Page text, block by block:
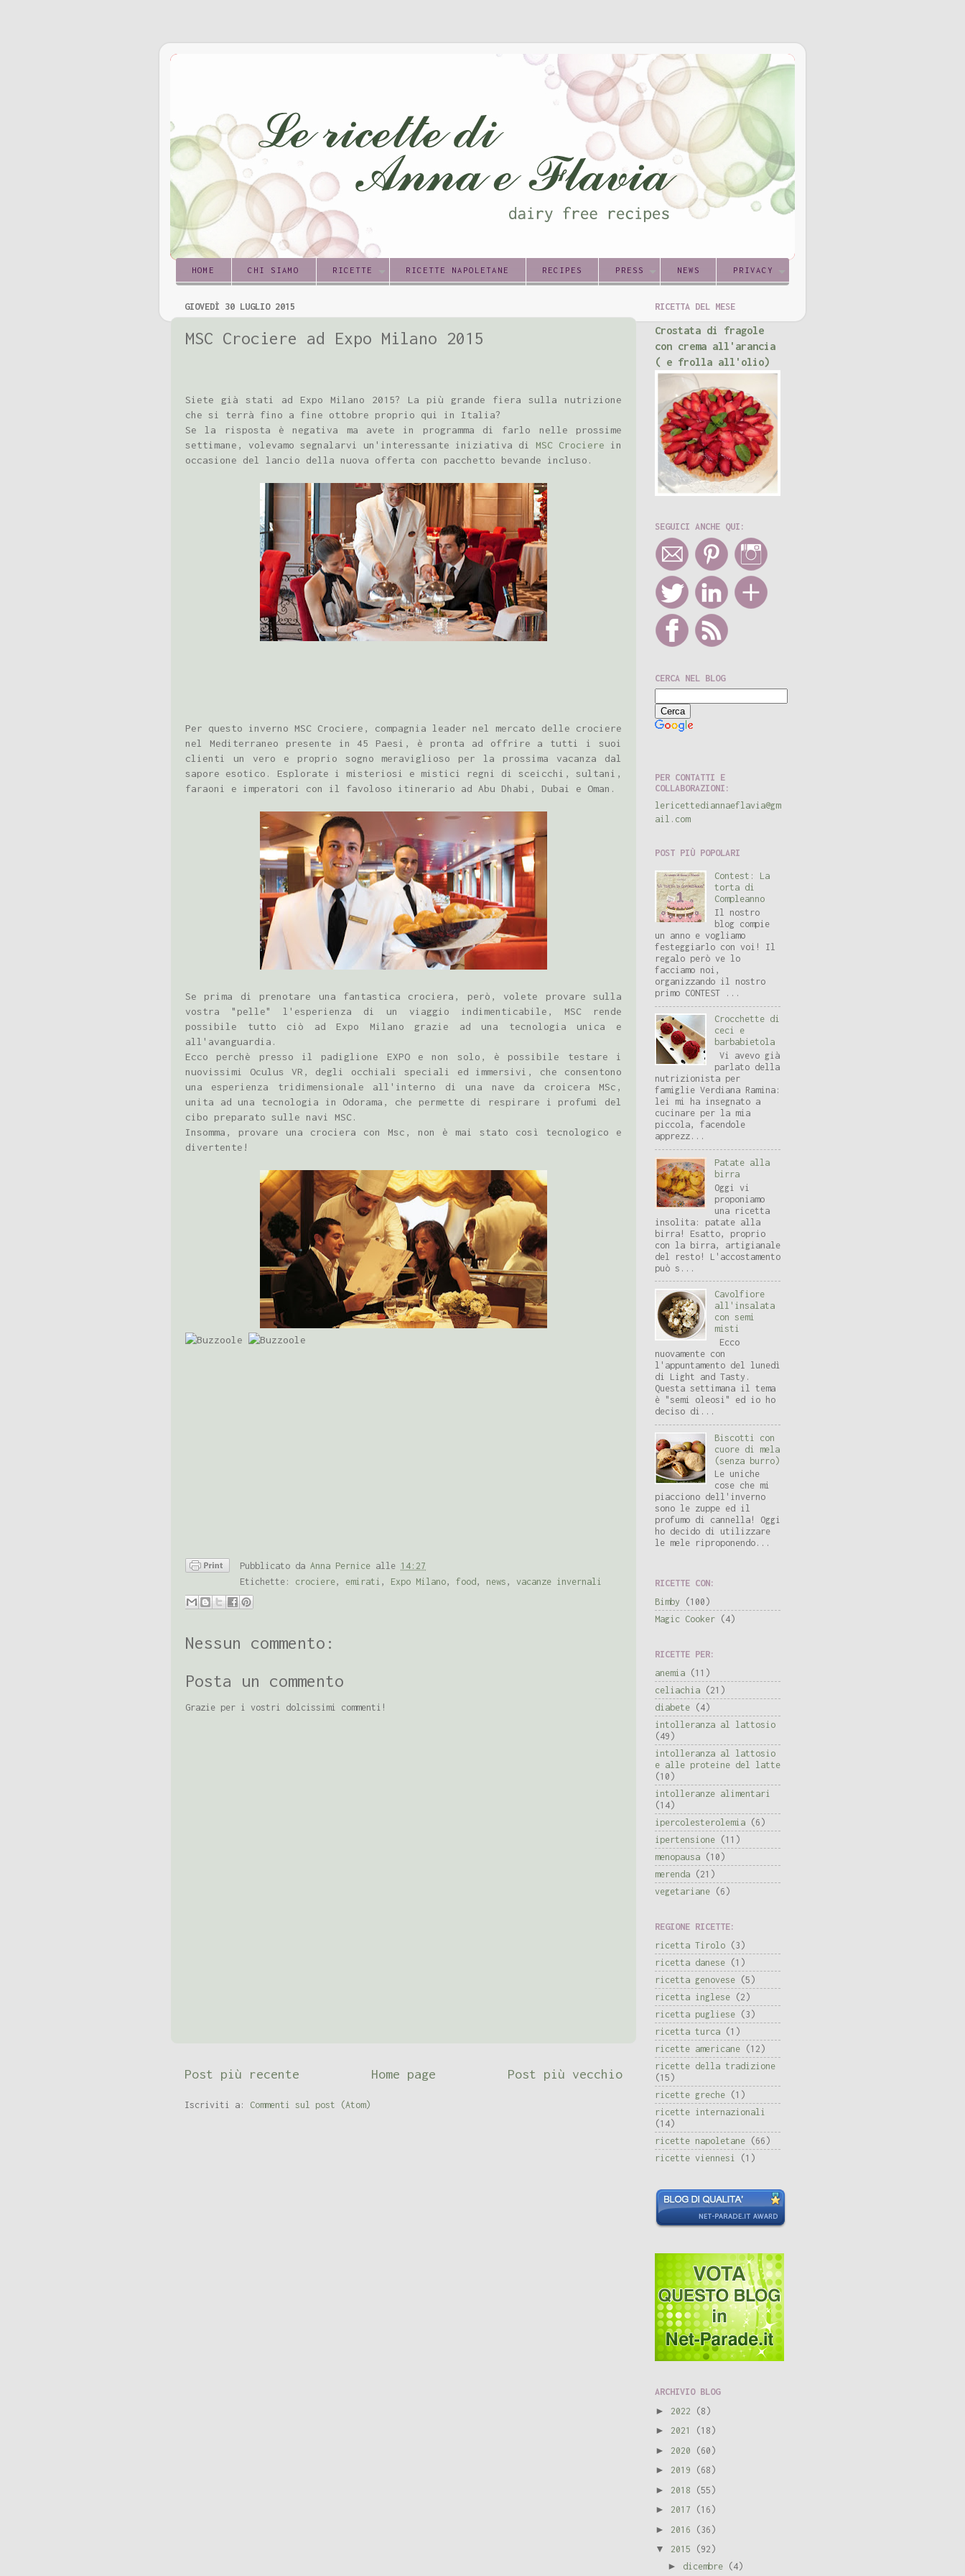
HOME CHI SIAMO RICETTE RICETTE NAPOLETANE RECIPES PRESS NEWS PRIVACY
GIOVEDÌ 30 LUGLIO 2015
MSC Crociere ad Expo Milano 2015
Siete già stati ad Expo Milano 2015? La più grande fiera sulla nutrizione
che si terrà fino a fine ottobre proprio qui in Italia?
Se la risposta è negativa ma avete in programma di farlo nelle prossime
settimane, volevamo segnalarvi un'interessante iniziativa di MSC Crociere in
occasione del lancio della nuova offerta con pacchetto bevande incluso.
Per questo inverno MSC Crociere, compagnia leader nel mercato delle crociere
nel Mediterraneo presente in 45 Paesi, è pronta ad offrire a tutti i suoi
clienti un vero e proprio sogno meraviglioso per la prossima vacanza dal
sapore esotico. Esplorate i misteriosi e mistici regni di sceicchi, sultani,
faraoni e imperatori con il favoloso itinerario ad Abu Dhabi, Dubai e Oman.
Se prima di prenotare una fantastica crociera, però, volete provare sulla
vostra "pelle" l'esperienza di un viaggio indimenticabile, MSC rende
possibile tutto ciò ad Expo Milano grazie ad una tecnologia unica e
all'avanguardia.
Ecco perchè presso il padiglione EXPO e non solo, è possibile testare i
nuovissimi Oculus VR, degli occhiali speciali ed immersivi, che consentono
una esperienza tridimensionale all'interno di una nave da croicera MSc,
unita ad una tecnologia in Odorama, che permette di respirare i profumi del
cibo preparato sulle navi MSC.
Insomma, provare una crociera con Msc, non è mai stato così tecnologico e
divertente!
Pubblicato daAnna Pernice alle 14:27
Etichette: crociere, emirati , Expo Milano,food , news ,vacanze invernali
Nessun commento:
Posta un commento
Grazie per i vostri dolcissimi commenti!
Post più recente Post più vecchio
Home page
Iscriviti a: Commenti sul post (Atom)
RICETTA DEL MESE
Crostata di fragole
con crema all'arancia
( e frolla all'olio)
SEGUICI ANCHE QUI:
CERCA NEL BLOG
PER CONTATTI E
COLLABORAZIONI:
lericettediannaeflavia@gm
ail.com
POST PIÙ POPOLARI
Contest: La
torta di
Compleanno
Il nostro
blog compie
un anno e vogliamo
festeggiarlo con voi! Il
regalo però ve lo
facciamo noi,
organizzando il nostro
primo CONTEST ...
Crocchette di
ceci e
barbabietola
Vi avevo già
parlato della
nutrizionista per
famiglie Verdiana Ramina:
lei mi ha insegnato a
cucinare per la mia
piccola, facendole
apprezz...
Patate alla
birra
Oggi vi
proponiamo
una ricetta
insolita: patate alla
birra! Esatto, proprio
con la birra, artigianale
del resto! L'accostamento
può s...
Cavolfiore
all'insalata
con semi
misti
Ecco
nuovamente con
l'appuntamento del lunedì
di Light and Tasty.
Questa settimana il tema
è "semi oleosi" ed io ho
deciso di...
Biscotti con
cuore di mela
(senza burro)
Le uniche
cose che mi
piacciono dell'inverno
sono le zuppe ed il
profumo di cannella! Oggi
ho decido di utilizzare
le mele riproponendo...
RICETTE CON:
Bimby
(100)
Magic Cooker (4)
RICETTE PER:
anemia (11)
celiachia (21)
diabete (4)
intolleranza al lattosio
(49)
intolleranza al lattosio
e alle proteine del latte
(10)
intolleranze alimentari
(14)
ipercolesterolemia (6)
ipertensione (11)
menopausa (10)
merenda (21)
vegetariane (6)
REGIONE RICETTE:
ricetta Tirolo (3)
ricetta danese (1)
ricetta genovese (5)
ricetta inglese (2)
ricetta pugliese (3)
ricetta turca (1)
ricette americane (12)
ricette della tradizione
(15)
ricette greche (1)
ricette internazionali
(14)
ricette napoletane (66)
ricette viennesi
(1)
ARCHIVIO BLOG
► 2022 (8)
► 2021 (18)
► 2020 (60)
► 2019 (68)
► 2018 (55)
► 2017 (16)
► 2016 (36)
▼ 2015 (92)
► dicembre (4)